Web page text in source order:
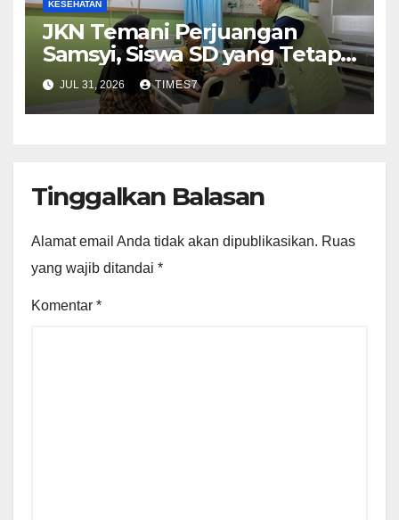
KESEHATAN
JKN Temani Perjuangan
Samsyi, Siswa SD yang Tetap
Semangat Raih Mimpi
JUL 31, 2026 TIMES7
Tinggalkan Balasan
Alamat email Anda tidak akan dipublikasikan. Ruas
yang wajib ditandai *
Komentar *